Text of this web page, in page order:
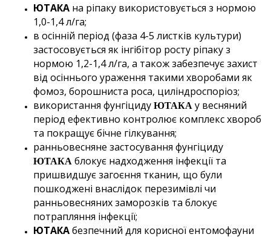
ЮТАКА на ріпаку використовується з нормою
1,0-1,4 л/га;
в осінній період (фаза 4-5 листків культури)
застосовується як інгібітор росту ріпаку з
нормою 1,2-1,4 л/га, а також забезпечує захист
від осіннього ураження такими хворобами як
фомоз, борошниста роса, циліндроспоріоз;
використання фунгіциду ЮТАКА у весняний
період ефективно контролює комплекс хвороб
та покращує бічне гілкування;
ранньовесняне застосування фунгіциду
ЮТАКА блокує надходження інфекції та
пришвидшує загоєння тканин, що були
пошкоджені внаслідок перезимівлі чи
ранньовесняних заморозків та блокує
потрапляння інфекції;
ЮТАКАбезпечний для корисної ентомофауни